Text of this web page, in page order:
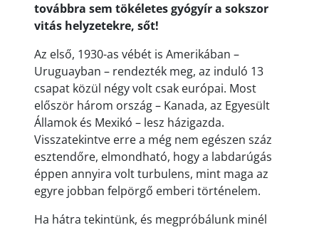
továbbra sem tökéletes gyógyír a sokszor
vitás helyzetekre, sőt!
Az első, 1930-as vébét is Amerikában –
Uruguayban – rendezték meg, az induló 13
csapat közül négy volt csak európai. Most
először három ország – Kanada, az Egyesült
Államok és Mexikó – lesz házigazda.
Visszatekintve erre a még nem egészen száz
esztendőre, elmondható, hogy a labdarúgás
éppen annyira volt turbulens, mint maga az
egyre jobban felpörgő emberi történelem.
Ha hátra tekintünk, és megpróbálunk minél